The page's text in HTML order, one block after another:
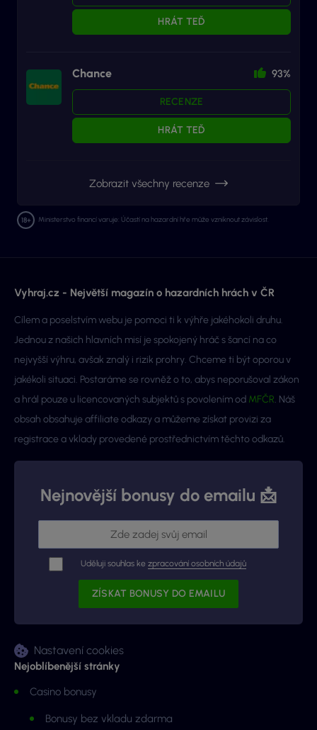
HRÁT TEĎ
Chance 93%
RECENZE
HRÁT TEĎ
Zobrazit všechny recenze
Ministerstvo financí varuje: Účastí na hazardní hře může vzniknout závislost.
Vyhraj.cz - Největší magazín o hazardních hrách v ČR
Cílem a poselstvím webu je pomoci ti k výhře jakéhokoli druhu.
Jednou z našich hlavních misí je spokojený hráč s šancí na co
nejvyšší výhru, avšak znalý i rizik prohry. Chceme ti být oporou v
jakékoli situaci. Postaráme se rovněž o to, abys neporušoval zákon
a hrál pouze u licencovaných subjektů s povolením od MFČR. Náš
obsah obsahuje affiliate odkazy a můžeme získat provizi za
registrace a vklady provedené prostřednictvím těchto odkazů.
Nejnovější bonusy do emailu 📩
Uděluji souhlas ke zpracování osobních údajů
Nastavení cookies
Nejoblíbenější stránky
Casino bonusy
Bonusy bez vkladu zdarma